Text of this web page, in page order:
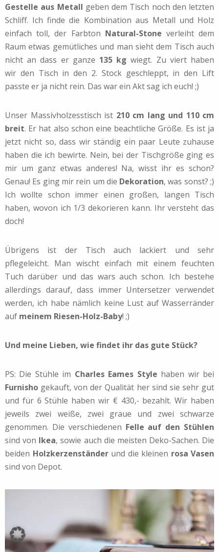
Gestelle aus Metall geben dem Tisch noch den letzten
Schliff. Ich finde die Kombination aus Metall und Holz
einfach toll, der Farbton Natural-Stone verleiht dem
Raum etwas gemütliches und man sieht dem Tisch auch
nicht an dass er ganze 135 kg wiegt. Zu viert haben
wir den Tisch in den 2. Stock geschleppt, in den Lift
passte er ja nicht rein. Das war ein Akt sag ich euch! ;)
Unser Massivholzesstisch ist 210 cm lang und 110 cm
breit. Er hat also schon eine beachtliche Größe. Es ist ja
jetzt nicht so, dass wir ständig ein paar Leute zuhause
haben die ich bewirte. Nein, bei der Tischgröße ging es
mir um ganz etwas anderes! Na, wisst ihr es schon?
Genau! Es ging mir rein um die Dekoration, was sonst? ;)
Ich wollte schon immer einen großen, langen Tisch
haben, wovon ich 1/3 dekorieren kann. Ihr versteht das
doch!
Übrigens ist der Tisch auch lackiert und sehr
pflegeleicht. Man wischt einfach mit einem feuchten
Tuch darüber und das wars auch schon. Ich bestehe
allerdings darauf, dass immer Untersetzer verwendet
werden, ich habe nämlich keine Lust auf Wasserränder
auf meinem Riesen-Holz-Baby! ;)
Und meine Lieben, wie findet ihr das gute Stück?
PS: Die Stühle im Charles Eames Style haben wir bei
Furnisho gekauft, von der Qualität her sind sie sehr gut
und für 6 Stühle haben wir € 430,- bezahlt. Wir haben
jeweils zwei weiße, zwei graue und zwei schwarze
genommen. Die verschiedenen Felle auf den Stühlen
sind von Ikea, sowie auch die meisten Deko-Sachen. Die
beiden Holzkerzenständerund die kleinen rosa Vasen
sind von Depot.